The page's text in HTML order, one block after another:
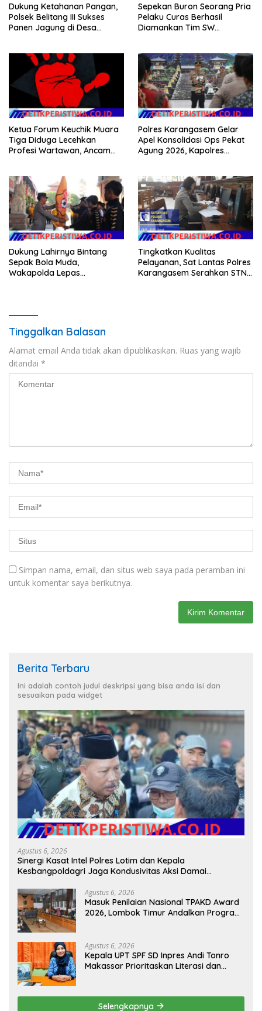
Dukung Ketahanan Pangan,
Polsek Belitang III Sukses
Panen Jagung di Desa
Sepekan Buron Seorang Pria
Pelaku Curas Berhasil
Diamankan Tim SW
Ketua Forum Keuchik Muara
Tiga Diduga Lecehkan
Profesi Wartawan, Ancam
Polres Karangasem Gelar
Apel Konsolidasi Ops Pekat
Agung 2026, Kapolres
Dukung Lahirnya Bintang
Sepak Bola Muda,
Wakapolda Lepas
Tingkatkan Kualitas
Pelayanan, Sat Lantas Polres
Karangasem Serahkan STNK
Tinggalkan Balasan
Alamat email Anda tidak akan dipublikasikan. Ruas yang wajib
ditandai *
Simpan nama, email, dan situs web saya pada peramban ini
untuk komentar saya berikutnya.
Berita Terbaru
Ini adalah contoh judul deskripsi yang bisa anda isi dan
sesuaikan pada widget
Agustus 6, 2026
Sinergi Kasat Intel Polres Lotim dan Kepala
Kesbangpoldagri Jaga Kondusivitas Aksi Damai
Agustus 6, 2026
Masuk Penilaian Nasional TPAKD Award
2026, Lombok Timur Andalkan Program
Agustus 6, 2026
Kepala UPT SPF SD Inpres Andi Tonro
Makassar Prioritaskan Literasi dan
Selengkapnya